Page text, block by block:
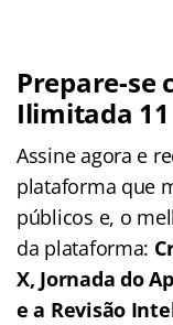
Prepare-se
Ilimitada 11
Assine agora e
plataforma que
públicos e, o
da plataforma:
X, Jornada do
e a Revisão